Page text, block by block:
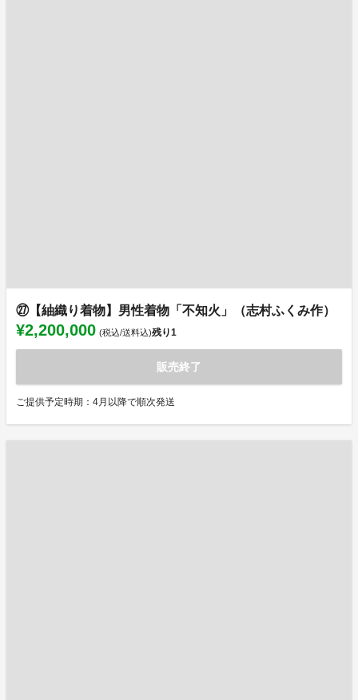
㉗【紬織り着物】男性着物「不知火」（志村ふくみ作）
¥2,200,000 (税込/送料込)残り1
販売終了
ご提供予定時期：4月以降で順次発送